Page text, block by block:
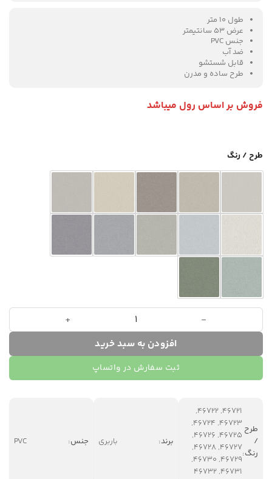
طول 10 متر
عرض 53 سانتیمتر
جنس PVC
ضد آب
قابل شستشو
طرح ساده و مدرن
فروش بر اساس رول میباشد
طرح / رنگ
آلبوم کاغذ دیواری باربری پریمیوم سری 670 عدد
افزودن به سبد خرید
ثبت سفارش در واتساپ
طرح
/
رنگ:
46721, 46722,
46723, 46724,
46725, 46726,
46727, 46728,
46729, 46730,
46731, 46732
برند: باربری جنس: PVC